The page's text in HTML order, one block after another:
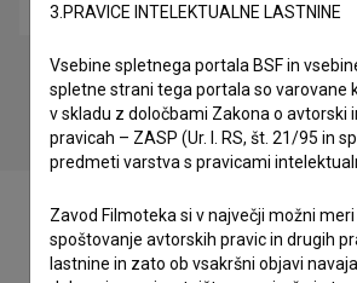
3.PRAVICE INTELEKTUALNE LASTNINE
Vsebine spletnega portala BSF in
spletne strani tega portala so varovane
v skladu z določbami Zakona o avtorski
pravicah – ZASP (Ur. l. RS, št. 21/95 in
predmeti varstva s pravicami
Zavod Filmoteka si v največji možni
spoštovanje avtorskih pravic in drugih
lastnine in zato ob vsakršni objavi